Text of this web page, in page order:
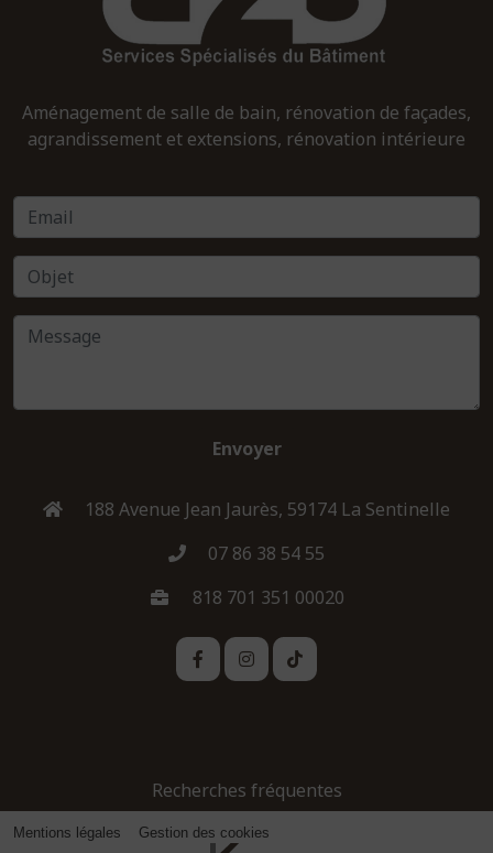
Aménagement de salle de bain, rénovation de façades,
agrandissement et extensions, rénovation intérieure
Envoyer
188 Avenue Jean Jaurès, 59174 La Sentinelle
07 86 38 54 55
818 701 351 00020
Recherches fréquentes
Mentions légales Gestion des cookies